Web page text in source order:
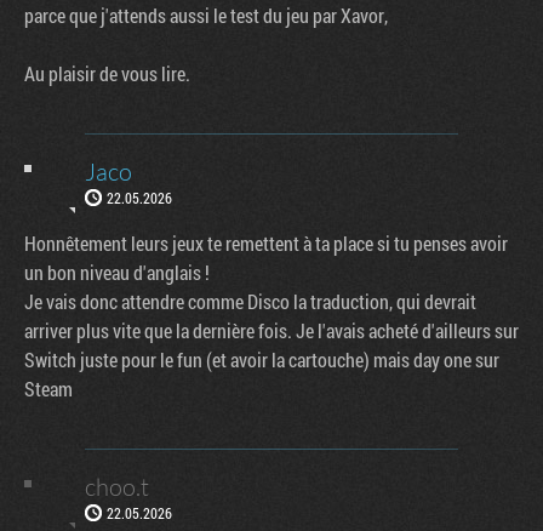
parce que j'attends aussi le test du jeu par Xavor,
Au plaisir de vous lire.
Jaco
22.05.2026
Honnêtement leurs jeux te remettent à ta place si tu penses avoir
un bon niveau d'anglais !
Je vais donc attendre comme Disco la traduction, qui devrait
arriver plus vite que la dernière fois. Je l'avais acheté d'ailleurs sur
Switch juste pour le fun (et avoir la cartouche) mais day one sur
Steam
choo.t
22.05.2026